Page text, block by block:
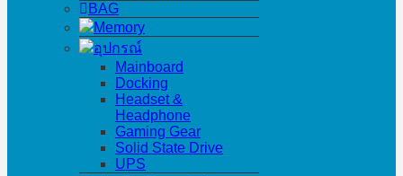
BAG
Memory
อุปกรณ์
Mainboard
Docking
Headset &
Headphone
Gaming Gear
Solid State Drive
UPS